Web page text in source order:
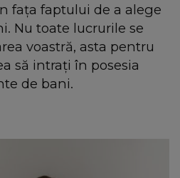
fața faptului de a alege
Nu toate lucrurile se
voastră, asta pentru
să intrați în posesia
de bani.